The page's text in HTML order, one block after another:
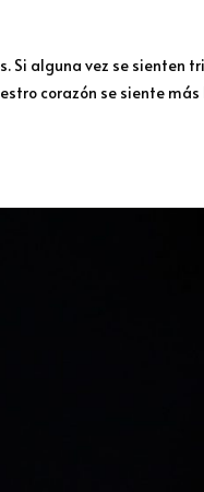
Si alguna vez se sienten
corazón se siente más